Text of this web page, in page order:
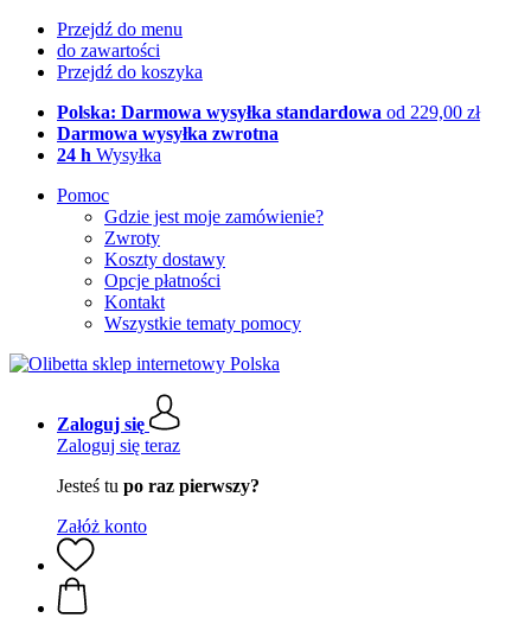
Przejdź do menu
do zawartości
Przejdź do koszyka
Polska: Darmowa wysyłka standardowa od 229,00 zł
Darmowa wysyłka zwrotna
24 h Wysyłka
Pomoc
Gdzie jest moje zamówienie?
Zwroty
Koszty dostawy
Opcje płatności
Kontakt
Wszystkie tematy pomocy
Zaloguj się
Zaloguj się teraz
Jesteś tu po raz pierwszy?
Załóż konto